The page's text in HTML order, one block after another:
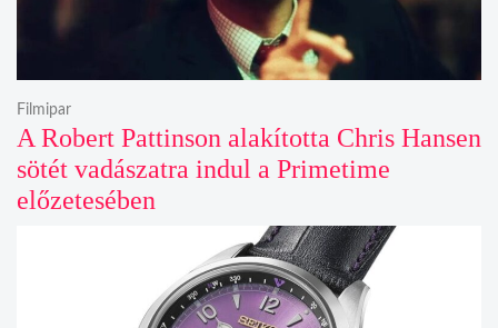
A Robert Pattinson alakította Chris Hansen
sötét vadászatra indul a Primetime
előzetesében
Filmipar